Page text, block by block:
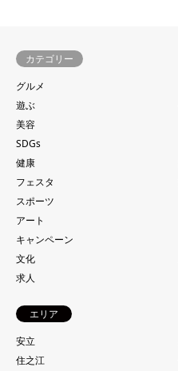
カテゴリー
グルメ
遊ぶ
美容
SDGs
健康
フェスタ
スポーツ
アート
キャンペーン
文化
求人
エリア
安立
住之江